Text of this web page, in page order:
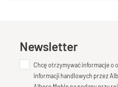
Newsletter
Chcę otrzymywać informacje o
informacji handlowych przez